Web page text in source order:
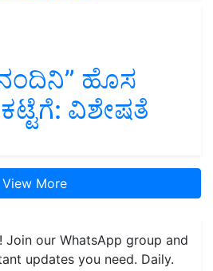
ಹೊಸ
ವಿಶೇಷತೆ
View More
Join our WhatsApp group and
updates you need. Daily.